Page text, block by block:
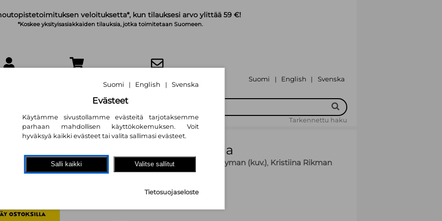
veloituksetta*, kun tilauksesi arvo ylittää 59 €!
*Koskee yksityisasiakkaiden tilauksia, jotka toimitetaan Suomeen.
Suomi | English | Svenska
Tarkennettu haku
Peppi käy ostoksilla
Astrid Lindgren,Ingrid Vang Nyman (kuv.), Kristiina Rikman
(käänt.)
17,80 €
Suomi | English | Svenska
Evästeet
Käytämme sivustollamme evästeitä tarjotaksemme
parhaan mahdollisen käyttökokemuksen. Voit
hyväksyä kaikki evästeet tai valita sallimasi evästeet.
Salli kaikki Valitse sallitut
Tietosuojaseloste